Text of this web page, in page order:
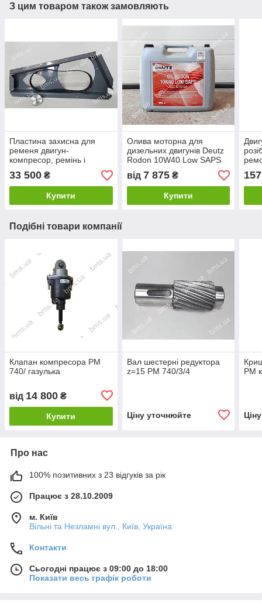
З цим товаром також замовляють
Пластина захисна для
ременя двигун-
компресор, ремінь і
шайба
33 500 ₴
Купити
Олива моторна для
дизельних двигунів Deutz
Rodon 10W40 Low SAPS
від 7 875₴
Купити
Подібні товари компанії
Клапан компресора PM
740/ газулька
від 14 800 ₴
Купити
Вал шестерні редуктора
z=15 PM 740/3/4
Ціну уточнюйте
PM
Про нас
100% позитивних з 23 відгуків за рік
Працює з 28.10.2009
м. Київ
Вільні та Незламні вул., Київ, Україна
Контакти
Сьогодні працює з 09:00 до 18:00
Показати весь графік роботи